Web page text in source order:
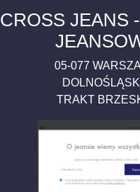
CROSS JEANS
05-077
TRAKT